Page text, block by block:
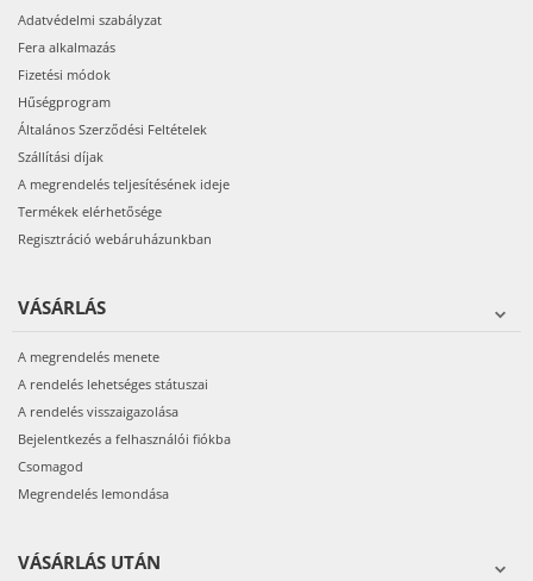
Adatvédelmi szabályzat
Fera alkalmazás
Fizetési módok
Hűségprogram
Általános Szerződési Feltételek
Szállítási díjak
A megrendelés teljesítésének ideje
Termékek elérhetősége
Regisztráció webáruházunkban
VÁSÁRLÁS
A megrendelés menete
A rendelés lehetséges státuszai
A rendelés visszaigazolása
Bejelentkezés a felhasználói fiókba
Csomagod
Megrendelés lemondása
VÁSÁRLÁS UTÁN